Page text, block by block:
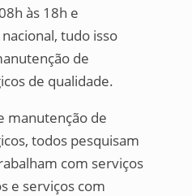
às 18h e
tudo isso
de
de qualidade.
manutenção de
todos pesquisam
com serviços
e serviços com